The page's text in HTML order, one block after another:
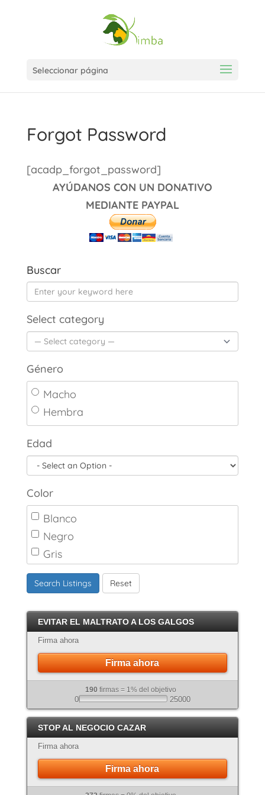
Seleccionar página
Forgot Password
[acadp_forgot_password]
AYÚDANOS CON UN DONATIVO
MEDIANTE PAYPAL
Buscar
Select category
Género
Macho
Hembra
Edad
Color
Blanco
Negro
Gris
Marrón
Canela
Crema
Atigrado
Search Listings Reset
EVITAR EL MALTRATO A LOS GALGOS
Firma ahora
Firma ahora
190 firmas = 1% del objetivo
0 25000
STOP AL NEGOCIO CAZAR
Firma ahora
Firma ahora